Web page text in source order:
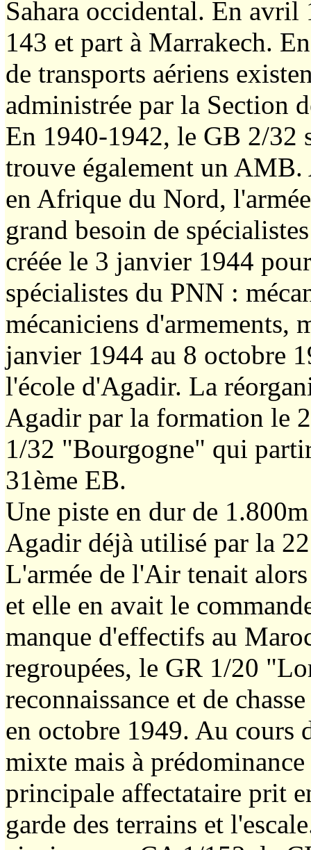
Sahara occidental. En
143 et part à Marrakech.
de transports aériens
administrée par la Section
En 1940-1942, le GB 2/32
trouve également un AMB.
en Afrique du Nord,
grand besoin de
créée le 3 janvier 1944
spécialistes du PNN :
mécaniciens d'armements,
janvier 1944 au 8 octobre
l'école d'Agadir. La
Agadir par la formation le
1/32 "Bourgogne" qui
31ème EB.
Une piste en dur de
Agadir déjà utilisé par la
L'armée de l'Air tenait
et elle en avait le
manque d'effectifs au
regroupées, le GR 1/20
reconnaissance et de
en octobre 1949. Au cours
mixte mais à
principale affectataire prit
garde des terrains et